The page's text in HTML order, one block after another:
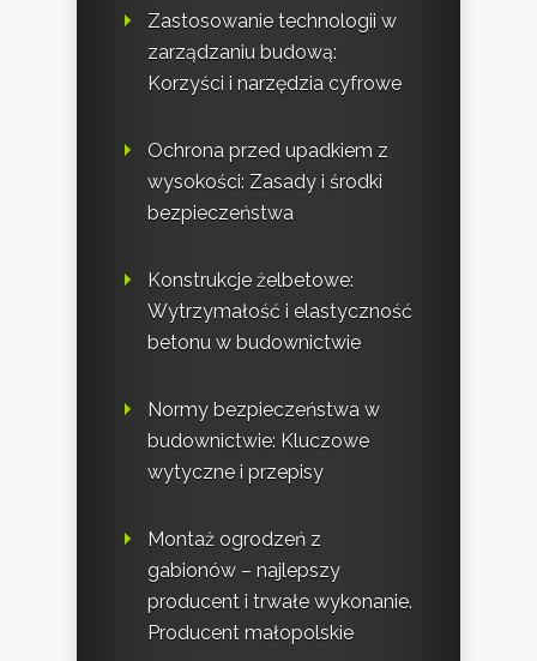
Zastosowanie technologii w
zarządzaniu budową:
Korzyści i narzędzia cyfrowe
Ochrona przed upadkiem z
wysokości: Zasady i środki
bezpieczeństwa
Konstrukcje żelbetowe:
Wytrzymałość i elastyczność
betonu w budownictwie
Normy bezpieczeństwa w
budownictwie: Kluczowe
wytyczne i przepisy
Montaż ogrodzeń z
gabionów – najlepszy
producent i trwałe wykonanie.
Producent małopolskie